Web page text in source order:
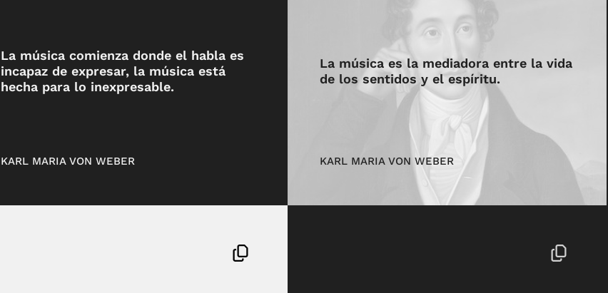
La música comienza donde el habla es
incapaz de expresar, la música está
hecha para lo inexpresable.
KARL MARIA VON WEBER
La música es la mediadora entre la vida
de los sentidos y el espíritu.
KARL MARIA VON WEBER